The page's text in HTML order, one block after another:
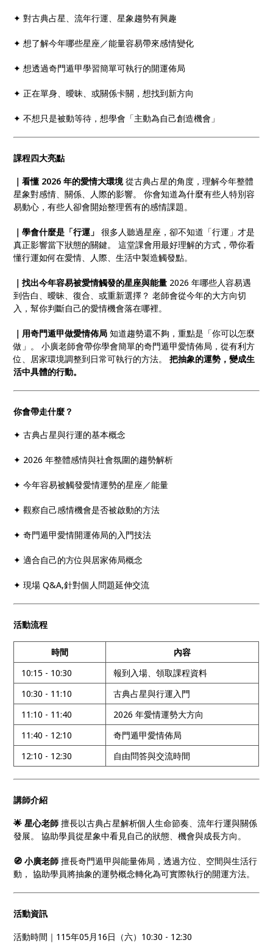
✦ 對古典占星、流年行運、星象趨勢有興趣
✦ 想了解今年哪些星座／能量容易帶來感情變化
✦ 想透過奇門遁甲學習簡單可執行的開運佈局
✦ 正在單身、曖昧、或關係卡關，想找到新方向
✦ 不想只是被動等待，想學會「主動為自己創造機會」
課程四大亮點
｜看懂 2026 年的愛情大環境從古典占星的角度，理解今年整體
星象對感情、關係、人際的影響。 你會知道為什麼有些人特別容
易動心，有些人卻會開始整理舊有的感情課題。
｜學會什麼是「行運」 很多人聽過星座，卻不知道「行運」才是
真正影響當下狀態的關鍵。 這堂課會用最好理解的方式，帶你看
懂行運如何在愛情、人際、生活中製造觸發點。
｜找出今年容易被愛情觸發的星座與能量 2026 年哪些人容易遇
到告白、曖昧、復合、或重新選擇？ 老師會從今年的大方向切
入，幫你判斷自己的愛情機會落在哪裡。
｜用奇門遁甲做愛情佈局 知道趨勢還不夠，重點是「你可以怎麼
做」。 小廣老師會帶你學會簡單的奇門遁甲愛情佈局，從有利方
位、居家環境調整到日常可執行的方法。把抽象的運勢，變成生
活中具體的行動。
你會帶走什麼？
✦ 古典占星與行運的基本概念
✦ 2026 年整體感情與社會氛圍的趨勢解析
✦ 今年容易被觸發愛情運勢的星座／能量
✦ 觀察自己感情機會是否被啟動的方法
✦ 奇門遁甲愛情開運佈局的入門技法
✦ 適合自己的方位與居家佈局概念
✦ 現場 Q&A,針對個人問題延伸交流
活動流程
時間
內容
10:15 - 10:30
報到入場、領取課程資料
10:30 - 11:10
古典占星與行運入門
11:10 - 11:40
2026 年愛情運勢大方向
11:40 - 12:10
奇門遁甲愛情佈局
12:10 - 12:30
自由問答與交流時間
講師介紹
🌟 星心老師 擅長以古典占星解析個人生命節奏、流年行運與關係
發展。 協助學員從星象中看見自己的狀態、機會與成長方向。
🧭 小廣老師 擅長奇門遁甲與能量佈局，透過方位、空間與生活行
動， 協助學員將抽象的運勢概念轉化為可實際執行的開運方法。
活動資訊
活動時間｜115年05月16日（六）10:30 - 12:30